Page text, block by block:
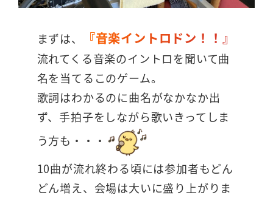
まずは、 『音楽イントロドン！！』
流れてくる音楽のイントロを聞いて曲
名を当てるこのゲーム。
歌詞はわかるのに曲名がなかなか出
ず、手拍子をしながら歌いきってしま
う方も・・・
10曲が流れ終わる頃には参加者もどん
どん増え、会場は大いに盛り上がりま